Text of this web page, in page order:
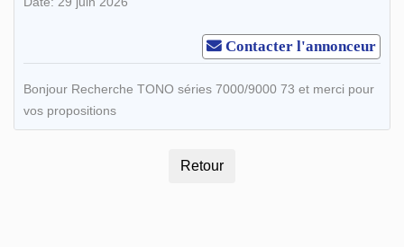
Contacter l'annonceur
Bonjour Recherche TONO séries 7000/9000 73 et merci pour
vos propositions